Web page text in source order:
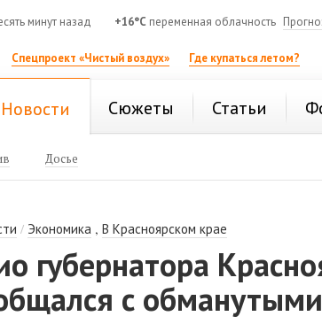
минут назад +16°C переменная облачность
Спецпроект «Чистый воздух» Где купаться летом?
Новости Сюжеты Статьи
Досье
/ Экономика ,В Красноярском крае
губернатора
с